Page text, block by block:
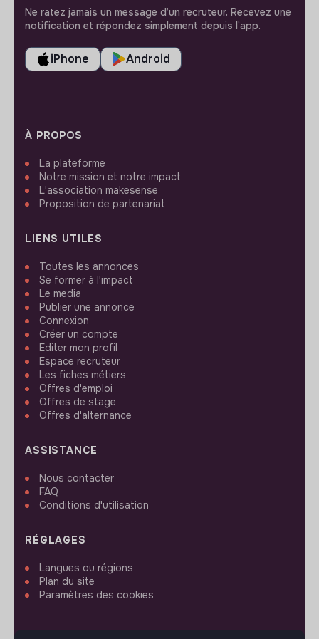
Ne ratez jamais un message d’un recruteur. Recevez une
notification et répondez simplement depuis l’app.
iPhone Android
À PROPOS
La plateforme
Notre mission et notre impact
L'association makesense
Proposition de partenariat
LIENS UTILES
Toutes les annonces
Se former à l'impact
Le media
Publier une annonce
Connexion
Créer un compte
Editer mon profil
Espace recruteur
Les fiches métiers
Offres d'emploi
Offres de stage
Offres d'alternance
ASSISTANCE
Nous contacter
FAQ
Conditions d'utilisation
RÉGLAGES
Langues ou régions
Plan du site
Paramètres des cookies